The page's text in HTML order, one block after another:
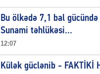
Bu ölkədə 7,1 bal
Sunami təhlükəsi...
12:07
Külək güclənib - FAKTİKİ